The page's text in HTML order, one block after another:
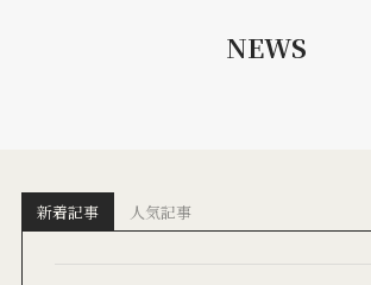
NEWS
新着記事 人気記事